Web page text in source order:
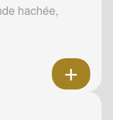
hachée,